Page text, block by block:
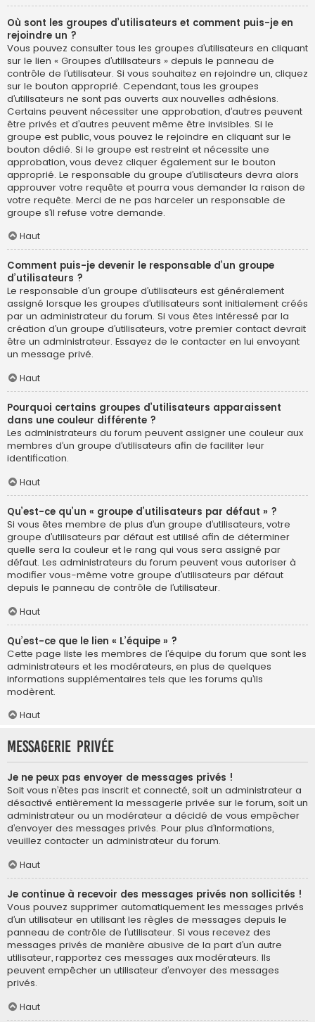
Où sont les groupes d’utilisateurs et comment puis-je en
rejoindre un ?
Vous pouvez consulter tous les groupes d’utilisateurs en cliquant
sur le lien « Groupes d’utilisateurs » depuis le panneau de
contrôle de l’utilisateur. Si vous souhaitez en rejoindre un, cliquez
sur le bouton approprié. Cependant, tous les groupes
d’utilisateurs ne sont pas ouverts aux nouvelles adhésions.
Certains peuvent nécessiter une approbation, d’autres peuvent
être privés et d’autres peuvent même être invisibles. Si le
groupe est public, vous pouvez le rejoindre en cliquant sur le
bouton dédié. Si le groupe est restreint et nécessite une
approbation, vous devez cliquer également sur le bouton
approprié. Le responsable du groupe d’utilisateurs devra alors
approuver votre requête et pourra vous demander la raison de
votre requête. Merci de ne pas harceler un responsable de
groupe s’il refuse votre demande.
Haut
Comment puis-je devenir le responsable d’un groupe
d’utilisateurs ?
Le responsable d’un groupe d’utilisateurs est généralement
assigné lorsque les groupes d’utilisateurs sont initialement créés
par un administrateur du forum. Si vous êtes intéressé par la
création d’un groupe d’utilisateurs, votre premier contact devrait
être un administrateur. Essayez de le contacter en lui envoyant
un message privé.
Haut
Pourquoi certains groupes d’utilisateurs apparaissent
dans une couleur différente ?
Les administrateurs du forum peuvent assigner une couleur aux
membres d’un groupe d’utilisateurs afin de faciliter leur
identification.
Haut
Qu’est-ce qu’un « groupe d’utilisateurs par défaut » ?
Si vous êtes membre de plus d’un groupe d’utilisateurs, votre
groupe d’utilisateurs par défaut est utilisé afin de déterminer
quelle sera la couleur et le rang qui vous sera assigné par
défaut. Les administrateurs du forum peuvent vous autoriser à
modifier vous-même votre groupe d’utilisateurs par défaut
depuis le panneau de contrôle de l’utilisateur.
Haut
Qu’est-ce que le lien « L’équipe » ?
Cette page liste les membres de l’équipe du forum que sont les
administrateurs et les modérateurs, en plus de quelques
informations supplémentaires tels que les forums qu’ils
modèrent.
Haut
Messagerie privée
Je ne peux pas envoyer de messages privés !
Soit vous n’êtes pas inscrit et connecté, soit un administrateur a
désactivé entièrement la messagerie privée sur le forum, soit un
administrateur ou un modérateur a décidé de vous empêcher
d’envoyer des messages privés. Pour plus d’informations,
veuillez contacter un administrateur du forum.
Haut
Je continue à recevoir des messages privés non sollicités !
Vous pouvez supprimer automatiquement les messages privés
d’un utilisateur en utilisant les règles de messages depuis le
panneau de contrôle de l’utilisateur. Si vous recevez des
messages privés de manière abusive de la part d’un autre
utilisateur, rapportez ces messages aux modérateurs. Ils
peuvent empêcher un utilisateur d’envoyer des messages
privés.
Haut